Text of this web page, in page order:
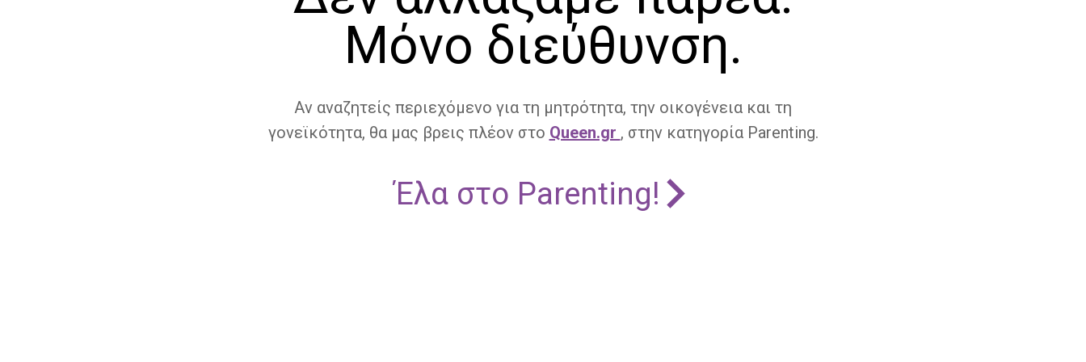
Μόνο διεύθυνση.
Αν αναζητείς περιεχόμενο για τη μητρότητα, την οικογένεια και τη
γονεϊκότητα, θα μας βρεις πλέον στο Queen.gr , στην κατηγορία Parenting.
Έλα στο Parenting!